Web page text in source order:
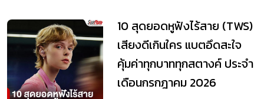
10 สุดยอดหูฟังไร้สาย (TWS)
เสียงดีเกินใคร แบตอึดสะใจ
คุ้มค่าทุกบาททุกสตางค์ ประจำ
เดือนกรกฎาคม 2026